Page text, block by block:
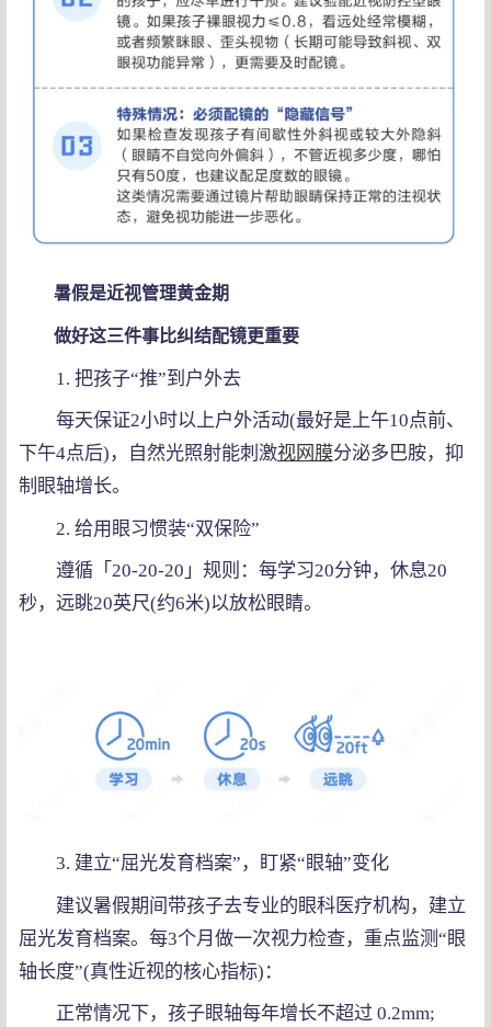
暑假是近视管理黄金期
做好这三件事比纠结配镜更重要
1. 把孩子“推”到户外去
每天保证2小时以上户外活动(最好是上午10点前、
下午4点后)，自然光照射能刺激视网膜分泌多巴胺，抑
制眼轴增长。
2. 给用眼习惯装“双保险”
遵循「20-20-20」规则：每学习20分钟，休息20
秒，远眺20英尺(约6米)以放松眼睛。
3. 建立“屈光发育档案”，盯紧“眼轴”变化
建议暑假期间带孩子去专业的眼科医疗机构，建立
屈光发育档案。每3个月做一次视力检查，重点监测“眼
轴长度”(真性近视的核心指标)：
正常情况下，孩子眼轴每年增长不超过 0.2mm;